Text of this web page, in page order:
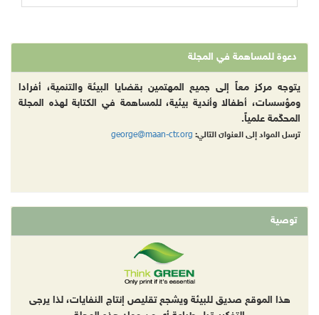
دعوة للمساهمة في المجلة
يتوجه مركز معاً إلى جميع المهتمين بقضايا البيئة والتنمية، أفرادا
ومؤسسات، أطفالا وأندية بيئية، للمساهمة في الكتابة لهذه المجلة
المحكّمة علمياً.
ترسل المواد إلى العنوان التالي: george@maan-ctr.org
توصية
هذا الموقع صديق للبيئة ويشجع تقليص إنتاج النفايات، لذا يرجى